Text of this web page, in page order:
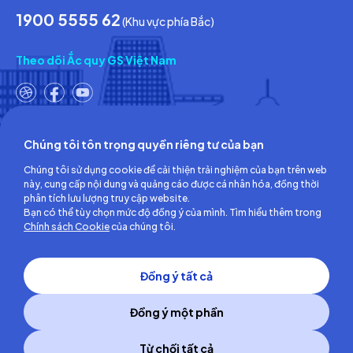
1900 5555 62(Khu vực phía Bắc)
Theo dõi Ắc quy GS Việt Nam
Công ty TNHH Ắc quy GS Việt Nam
Số 18, đường số 3, KCN Việt Nam-Singapore,
Phường Bình Hòa, TP.Hồ Chí Minh, Việt Nam
ĐT: (0274) 3756 360 - Fax: (0274) 3756 362
Giấy chứng nhận đăng ký kinh doanh số: 3700255457 do Sở Kế
hoạch và Đầu tư Tỉnh Bình Dương cấp lần đầu ngày 30/06/2008
Chúng tôi tôn trọng quyền riêng tư của bạn
Chúng tôi sử dụng cookie để cải thiện trải nghiệm của bạn trên web
này, cung cấp nội dung và quảng cáo được cá nhân hóa, đồng thời
phân tích lưu lượng truy cập website.
Bạn có thể tùy chọn mức độ đồng ý của mình. Tìm hiểu thêm trong
Chính sách Cookiecủa chúng tôi.
Đồng ý tất cả
Đồng ý một phần
Từ chối tất cả